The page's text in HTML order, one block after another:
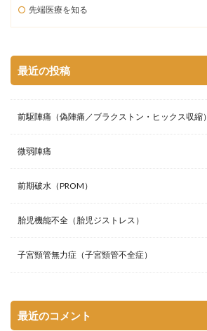
先端医療を知る
最近の投稿
前駆陣痛（偽陣痛／ブラクストン・ヒックス収縮）
微弱陣痛
前期破水（PROM）
胎児機能不全（胎児ジストレス）
子宮頸管無力症（子宮頸管不全症）
最近のコメント